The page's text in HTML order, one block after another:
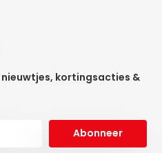
kortingsacties &
Abonneer